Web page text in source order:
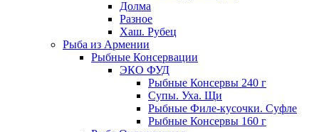
Долма
Разное
Хаш. Рубец
Рыба из Армении
Рыбные Консервации
ЭКО ФУД
Рыбные Консервы 240 г
Супы. Уха. Щи
Рыбные Филе-кусочки. Суфле
Рыбные Консервы 160 г